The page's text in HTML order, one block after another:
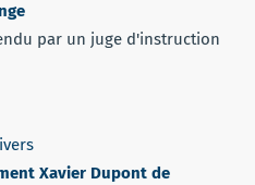
par un juge d'instruction
Xavier Dupont de